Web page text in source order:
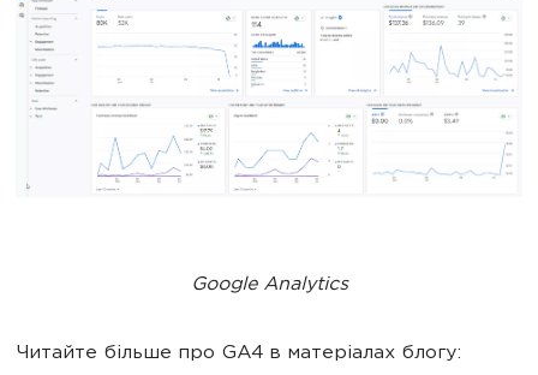
Google Analytics
Читайте більше про GA4 в матеріалах блогу: